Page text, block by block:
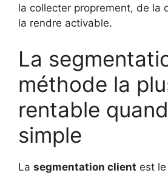
la collecter proprement, de la
la rendre activable.
La
méthode la
rentable
simple
La segmentation client est